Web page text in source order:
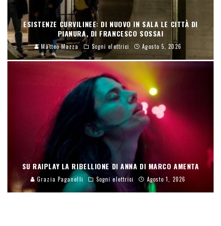
ESISTENZE CURVILINEE: DI NUOVO IN SALA LE CITTÀ DI
PIANURA, DI FRANCESCO SOSSAI
Matteo Mazza Sogni elettrici Agosto 5, 2026
SU RAIPLAY LA RIBELLIONE DI ANNA DI MARCO AMENTA
Grazia Paganelli Sogni elettrici Agosto 1, 2026